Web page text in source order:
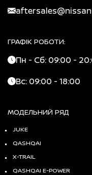
ГРАФІК РОБОТИ:
Пн - Сб: 09:00 -
Вс: 09:00 - 18:00
МОДЕЛЬНИЙ РЯД
JUKE
QASHQAI
X-TRAIL
QASHQAI E-POWER